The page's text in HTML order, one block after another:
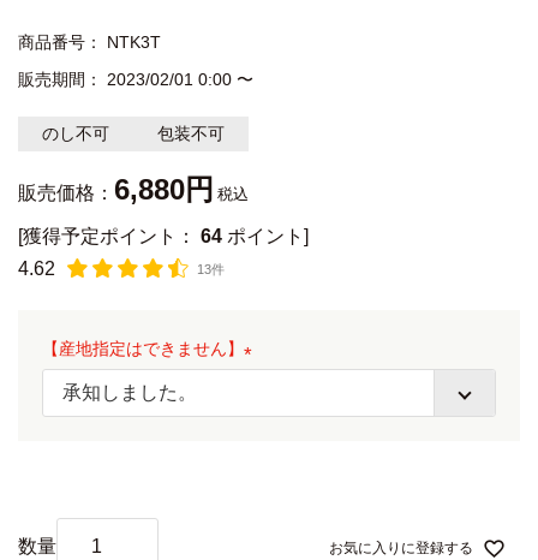
商品番号
NTK3T
販売期間
2023/02/01 0:00 〜
のし不可 包装不可
販売価格： 6,880 税込
[獲得予定ポイント： 64 ポイント]
4.62
13件
【産地指定はできません】
必
お気に入りに登録する